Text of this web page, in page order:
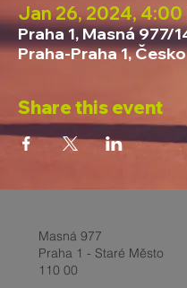
Jan 26, 2024, 4:00
Praha 1, Masná 977/
Praha-Praha 1, Česko
Share this event
Masná 977
Praha 1 - Staré Město
110 00